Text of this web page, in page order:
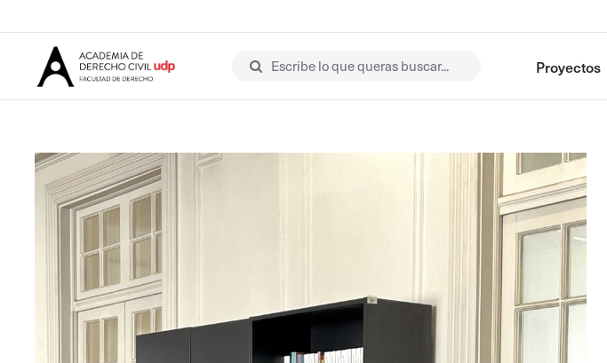
Escribe lo que queras buscar... Proyectos